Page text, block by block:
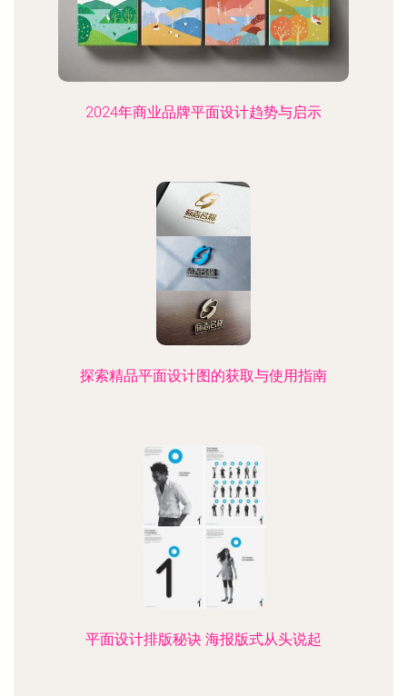
2024年商业品牌平面设计趋势与启示
探索精品平面设计图的获取与使用指南
平面设计排版秘诀 海报版式从头说起